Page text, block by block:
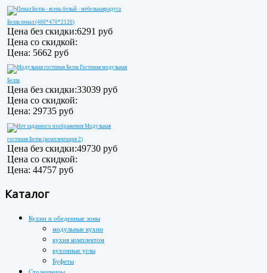
Белла пенал (400*470*2120)
Цена без скидки:6291 руб
Цена со скидкой:
Цена: 5662 руб
Гостиная модульная
Белла
Цена без скидки:33039 руб
Цена со скидкой:
Цена:29735 руб
Модульная
гостиная Белла (комплектация 2)
Цена без скидки:49730 руб
Цена со скидкой:
Цена:44757 руб
Каталог
Кухни и обеденные зоны
модульные кухни
кухня комплектом
кухонные углы
Буфеты